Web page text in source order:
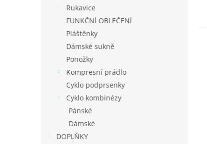
Rukavice
FUNKČNÍ OBLEČENÍ
Pláštěnky
Dámské sukně
Ponožky
Kompresní prádlo
Cyklo podprsenky
Cyklo kombinézy
Pánské
Dámské
DOPLŇKY